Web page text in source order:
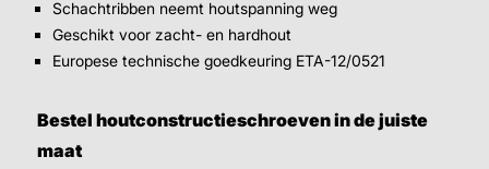
Schachtribben neemt houtspanning weg
Geschikt voor zacht- en hardhout
Europese technische goedkeuring ETA-12/0521
Bestel houtconstructieschroeven in de juiste
maat